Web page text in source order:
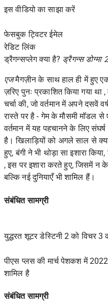
इस वीडियो का साझा करें
फेसबुक ट्विटर ईमेल
रेडिटलिंक
ड्रैगन्सप्लेग क्या है? ड्रैगन्स डोग्मा
एजमैगज़ीन के साथ हाल ही में हुए
ज़रिए पुनः प्रकाशित किया गया
चर्चा की, जो वर्तमान में अपने
रास्ते पर है - गेम के मौसमी मॉडल
वर्तमान में यहपहचानने के लिए
है। खिलाड़ियों को अगले साल से
हुए, बंगी ने भी थोड़ा सा इशारा किया,
, इस पर इशारा करते हुए, जिसमें न
बल्कि नई दुनियाएँ भी शामिल हैं।
संबंधित सामग्री
युद्धरत शूटर डेस्टिनी 2 को विचर 3
पीएस प्लस की मार्च पेशकश में
शामिल है
संबंधित सामग्री